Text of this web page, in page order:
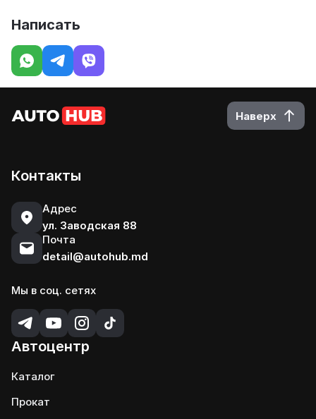
Написать
Наверх
Контакты
Адрес
ул. Заводская 88
Почта
detail@autohub.md
Мы в соц. сетях
Автоцентр
Каталог
Прокат